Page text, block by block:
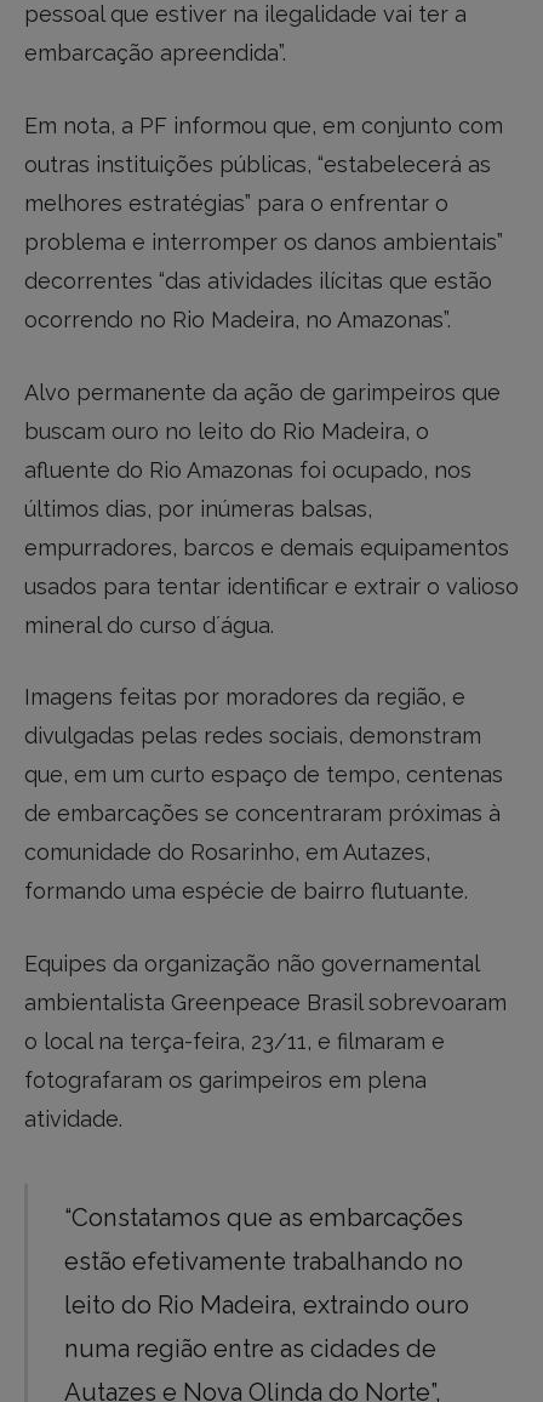
pessoal que estiver na ilegalidade vai ter a
embarcação apreendida”.
Em nota, a PF informou que, em conjunto com
outras instituições públicas, “estabelecerá as
melhores estratégias” para o enfrentar o
problema e interromper os danos ambientais”
decorrentes “das atividades ilícitas que estão
ocorrendo no Rio Madeira, no Amazonas”.
Alvo permanente da ação de garimpeiros que
buscam ouro no leito do Rio Madeira, o
afluente do Rio Amazonas foi ocupado, nos
últimos dias, por inúmeras balsas,
empurradores, barcos e demais equipamentos
usados para tentar identificar e extrair o valioso
mineral do curso d´água.
Imagens feitas por moradores da região, e
divulgadas pelas redes sociais, demonstram
que, em um curto espaço de tempo, centenas
de embarcações se concentraram próximas à
comunidade do Rosarinho, em Autazes,
formando uma espécie de bairro flutuante.
Equipes da organização não governamental
ambientalista Greenpeace Brasil sobrevoaram
o local na terça-feira, 23/11, e filmaram e
fotografaram os garimpeiros em plena
atividade.
“Constatamos que as embarcações
estão efetivamente trabalhando no
leito do Rio Madeira, extraindo ouro
numa região entre as cidades de
Autazes e Nova Olinda do Norte”,